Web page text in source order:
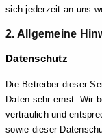
sich jederzeit an uns
2. Allgemeine
Datenschutz
Die Betreiber dieser
Daten sehr ernst. Wir
vertraulich und
sowie dieser